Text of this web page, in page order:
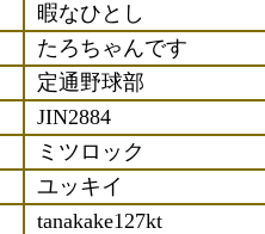
暇なひとし
たろちゃんです
定通野球部
JIN2884
ミツロック
ユッキイ
tanakake127kt